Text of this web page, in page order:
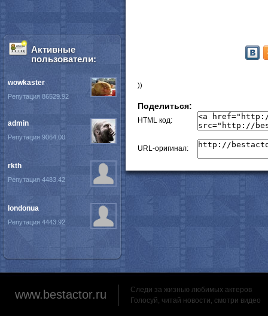
))
Поделиться:
HTML код:
URL-оригинал:
Активные
пользователи:
wowkaster
Репутация 86529.92
admin
Репутация 9064.00
rkth
Репутация 4483.42
londonua
Репутация 4443.92
www.bestactor.ru
Следи за жизнью любимых актеров
Голосуй, читай новости, смотри видео